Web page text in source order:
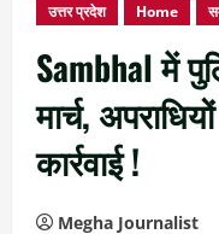
उत्तर प्रदेश Home
Sambhal में
मार्च,
कार्रवाई !
Megha Journalist